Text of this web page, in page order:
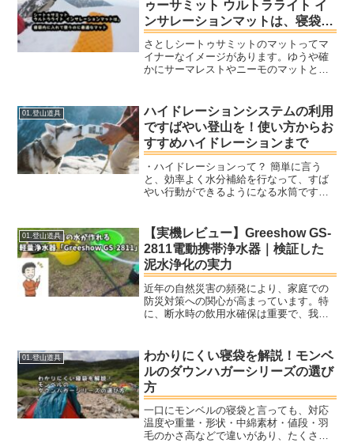
す！
ゥーサミット ウルトラライト イ
ンサレーションマットは、寝袋内
に入れて使うのに最適なマット
さとしシートゥサミットのマットってマ
イナーなイメージがあります。ゆうや確
かにサーマレストやニーモのマットと比
ットのウルトラライトインサレーション
マットは、夏だけでなく冬も...
01.登山道具
ハイドレーションシステムの利用
ですばやい登山を！使い方からお
すすめハイドレーションまで
・ハイドレーションって？ 簡単に言う
と、効率よく水分補給を行なって、すば
やい行動ができるようになる水筒です。
す。 そんな水分補給を手軽に行なえるよ
うにする登山道具です。
01.登山道具
【実機レビュー】Greeshow GS-
2811電動携帯浄水器｜検証した
泥水浄化の実力
近年の自然災害の頻発により、家庭での
防災対策への関心が高まっています。特
に、断水時の飲用水確保は重要で、我が
揮する電動携帯浄水器「Greeshow GS-
2811」を使...
01.登山道具
わかりにくい寝袋を解説！モンベ
ルのダウンハガーシリーズの選び
方
一口にモンベルの寝袋と言っても、対応
温度や重量・形状・中綿素材・値段・羽
毛のかさ高などで違いがあり、たくさん